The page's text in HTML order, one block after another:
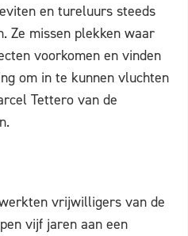
en tureluurs steeds
Ze missen plekken waar
voorkomen en vinden
om in te kunnen vluchten
Tettero van de
vrijwilligers van de
vijf jaren aan een